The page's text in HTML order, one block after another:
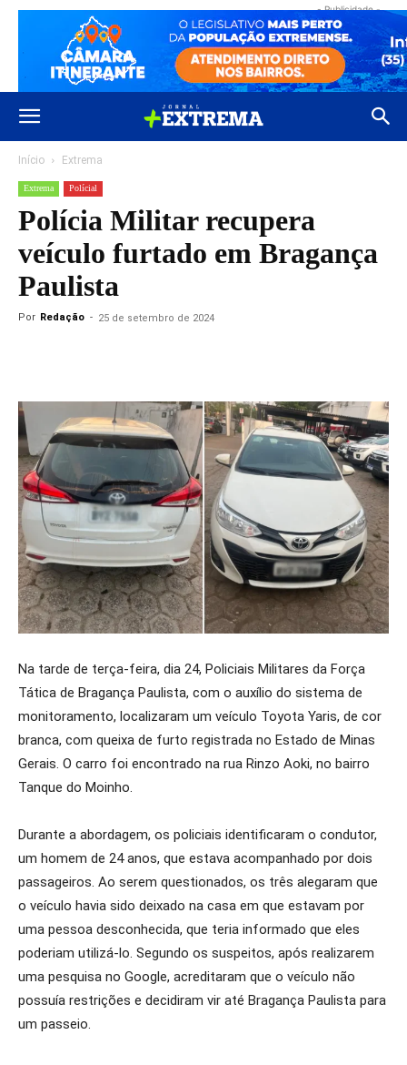
- Publicidade -
Início Extrema
Extrema Polícial
Polícia Militar recupera
veículo furtado em Bragança
Paulista
Por Redação - 25 de setembro de 2024
Na tarde de terça-feira, dia 24, Policiais Militares da Força
Tática de Bragança Paulista, com o auxílio do sistema de
monitoramento, localizaram um veículo Toyota Yaris, de cor
branca, com queixa de furto registrada no Estado de Minas
Gerais. O carro foi encontrado na rua Rinzo Aoki, no bairro
Tanque do Moinho.
Durante a abordagem, os policiais identificaram o condutor,
um homem de 24 anos, que estava acompanhado por dois
passageiros. Ao serem questionados, os três alegaram que
o veículo havia sido deixado na casa em que estavam por
uma pessoa desconhecida, que teria informado que eles
poderiam utilizá-lo. Segundo os suspeitos, após realizarem
uma pesquisa no Google, acreditaram que o veículo não
possuía restrições e decidiram vir até Bragança Paulista para
um passeio.